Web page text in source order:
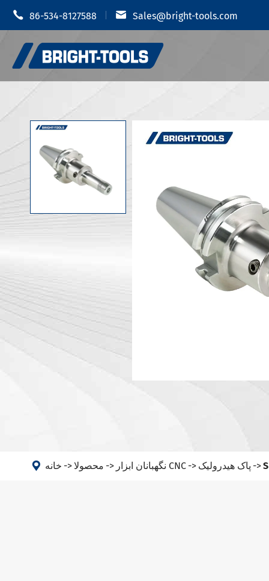
 86-534-8127588  Sales@bright-tools.com
نگهبانان ابزار CNC
ابزارهای آماده و گردشده
ابزارهای خسته کننده
دستیابیهای هزینه ابزار
اندازه
JIS B
 خانه محصولا نگهبانان ابزار CNC پاک هیدرولیک